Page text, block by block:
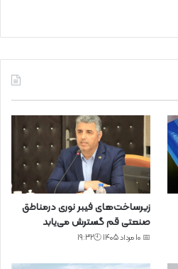
زیرساخت‌های فیبر نوری درمناطق
صنعتی قم گسترش می‌یابد
📅 10 مرداد 1405 🕙19:32